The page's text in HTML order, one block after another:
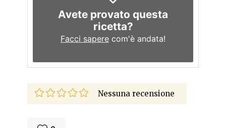
Avete provato questa
ricetta?
Facci sapere com'è andata!
Nessuna recensione